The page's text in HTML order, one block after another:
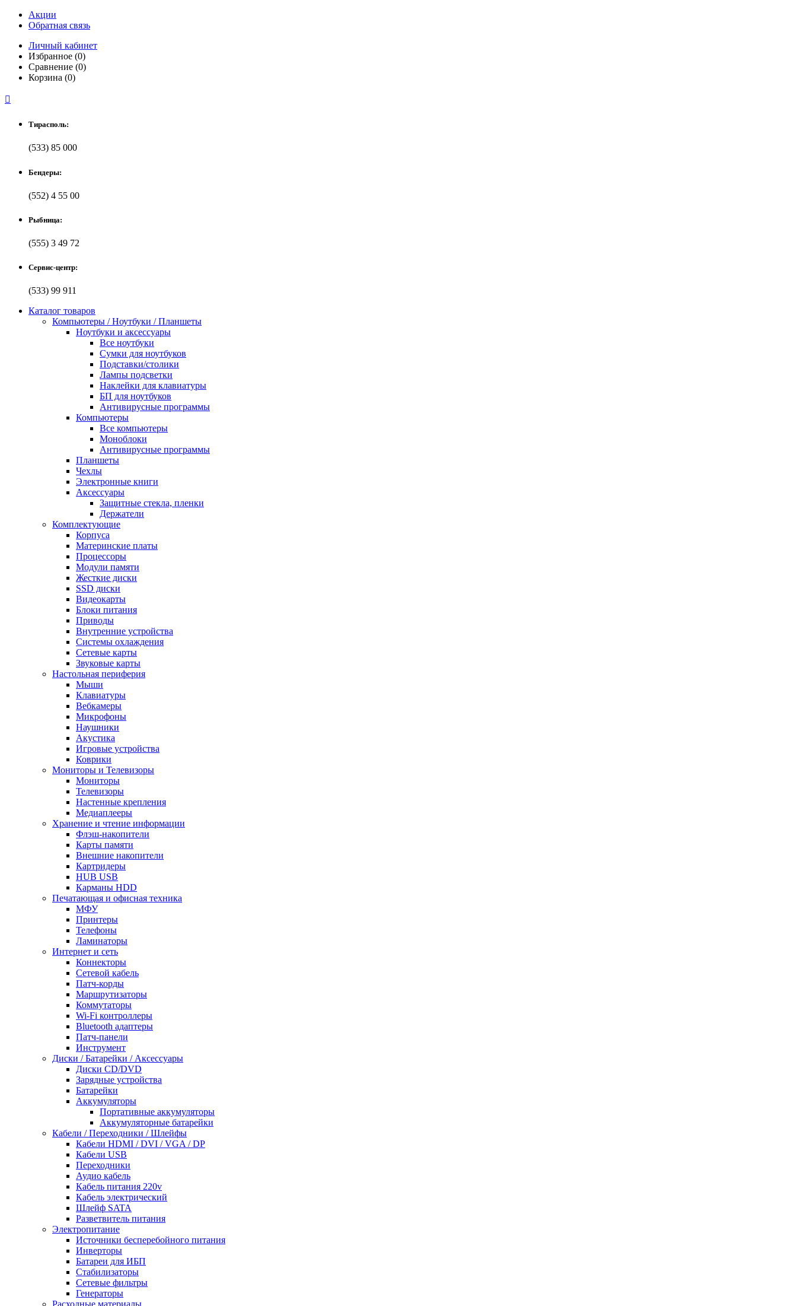
Акции
Обратная связь
Личный кабинет
Избранное (0)
Сравнение (0)
Корзина (0)

Тирасполь:
(533) 85 000
Бендеры:
(552) 4 55 00
Рыбница:
(555) 3 49 72
Сервис-центр:
(533) 99 911
Каталог товаров
Компьютеры / Ноутбуки / Планшеты
Ноутбуки и аксессуары
Все ноутбуки
Сумки для ноутбуков
Подставки/столики
Лампы подсветки
Наклейки для клавиатуры
БП для ноутбуков
Антивирусные программы
Компьютеры
Все компьютеры
Моноблоки
Антивирусные программы
Планшеты
Чехлы
Электронные книги
Аксессуары
Защитные стекла, пленки
Держатели
Комплектующие
Корпуса
Материнские платы
Процессоры
Модули памяти
Жесткие диски
SSD диски
Видеокарты
Блоки питания
Приводы
Внутренние устройства
Системы охлаждения
Сетевые карты
Звуковые карты
Настольная периферия
Мыши
Клавиатуры
Вебкамеры
Микрофоны
Наушники
Акустика
Игровые устройства
Коврики
Мониторы и Телевизоры
Мониторы
Телевизоры
Настенные крепления
Медиаплееры
Хранение и чтение информации
Флэш-накопители
Карты памяти
Внешние накопители
Картридеры
HUB USB
Карманы HDD
Печатающая и офисная техника
МФУ
Принтеры
Телефоны
Ламинаторы
Интернет и сеть
Коннекторы
Сетевой кабель
Патч-корды
Маршрутизаторы
Коммутаторы
Wi-Fi контроллеры
Bluetooth адаптеры
Патч-панели
Инструмент
Диски / Батарейки / Аксессуары
Диски CD/DVD
Зарядные устройства
Батарейки
Аккумуляторы
Портативные аккумуляторы
Аккумуляторные батарейки
Кабели / Переходники / Шлейфы
Кабели HDMI / DVI / VGA / DP
Кабели USB
Переходники
Аудио кабель
Кабель питания 220v
Кабель электрический
Шлейф SATA
Разветвитель питания
Электропитание
Источники бесперебойного питания
Инверторы
Батареи для ИБП
Стабилизаторы
Сетевые фильтры
Генераторы